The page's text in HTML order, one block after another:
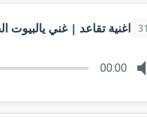
اغنية تقاعد | غني يالبيوت
00:00